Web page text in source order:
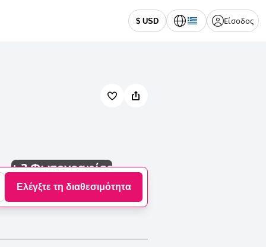
$ USD Είσοδος
+3 Φωτογραφίες
Ελέγξτε τη διαθεσιμότητα